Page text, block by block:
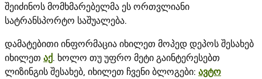
შეიძინოს მომხმარებელმა ეს ორთვლიანი
სატრანსპორტო საშუალება.
დამატებითი ინფორმაცია იხილეთ მოპედ დეპოს შესახებ
იხილეთ აქ. ხოლო თუ უფრო მეტი გაინტერესებთ
ლიზინგის შესახებ, იხილეთ ჩვენი ბლოგები: ავტო